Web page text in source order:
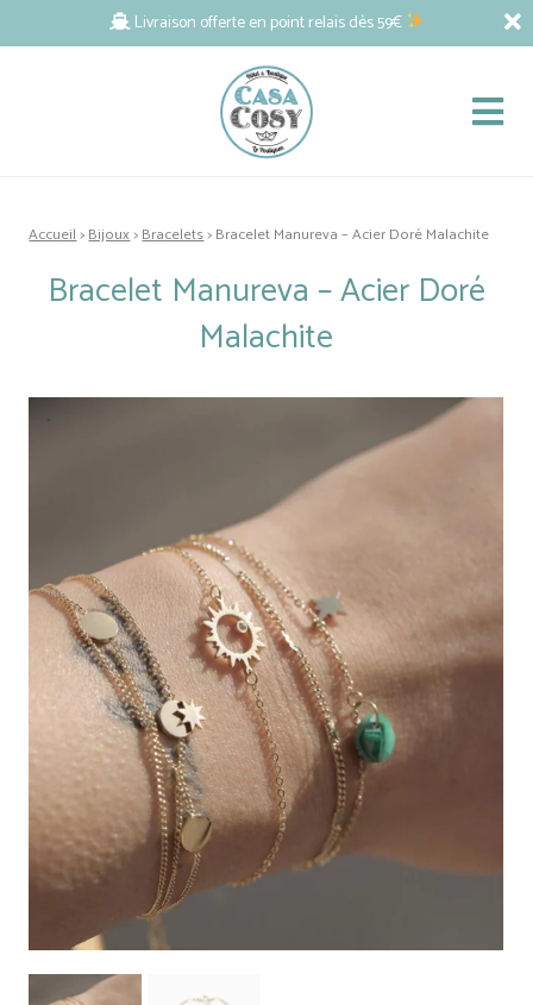
Livraison offerte en point relais dès 59€
Accueil>Bijoux>Bracelets> Bracelet Manureva – Acier Doré Malachite
Bracelet Manureva – Acier Doré
Malachite